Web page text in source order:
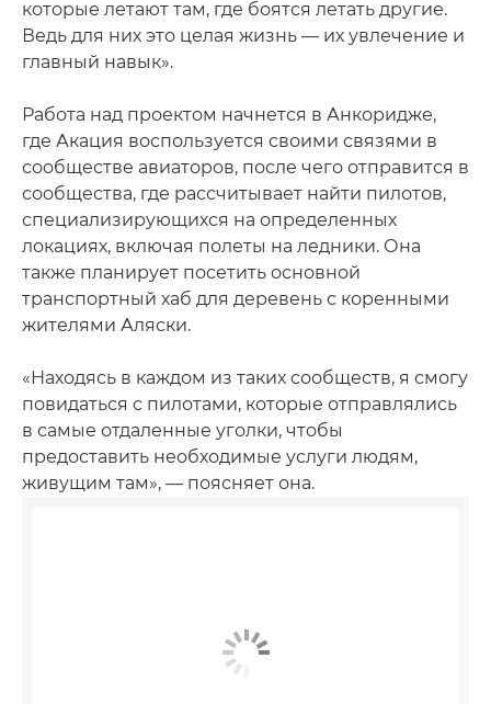
которые летают там, где боятся летать другие.
Ведь для них это целая жизнь — их увлечение и
главный навык».
Работа над проектом начнется в Анкоридже,
где Акация воспользуется своими связями в
сообществе авиаторов, после чего отправится в
сообщества, где рассчитывает найти пилотов,
специализирующихся на определенных
локациях, включая полеты на ледники. Она
также планирует посетить основной
транспортный хаб для деревень с коренными
жителями Аляски.
«Находясь в каждом из таких сообществ, я смогу
повидаться с пилотами, которые отправлялись
в самые отдаленные уголки, чтобы
предоставить необходимые услуги людям,
живущим там», — поясняет она.